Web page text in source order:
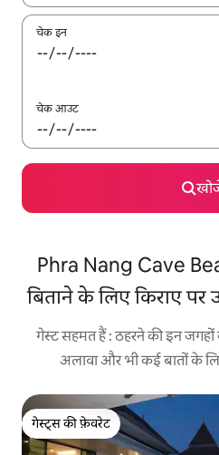
चेक इन
चेक आउट
Phra Nang Cave
बिताने के लिए किराए
गेस्ट सहमत हैं : ठहरने की इन
अलावा और भी कई बातों के
गेस्ट्स की फ़ेवरेट
गेस्ट्स की फ़ेवरेट